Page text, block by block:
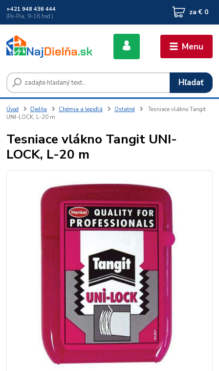
Menu
Hľadať
+421 948 436 444
(Po-Pia, 9-16 hod.)
za € 0
Úvod Dielňa Chémia a lepidlá Ostatné
Tesniace vlákno Tangit
UNI-LOCK, L-20 m
Tesniace vlákno Tangit UNI-
LOCK, L-20 m